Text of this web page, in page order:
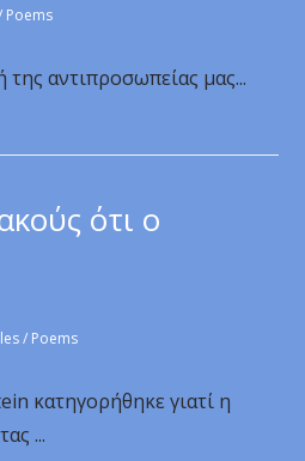
Poems
αντιπροσωπείας μας...
ότι ο
/ Poems
κατηγορήθηκε γιατί η
...